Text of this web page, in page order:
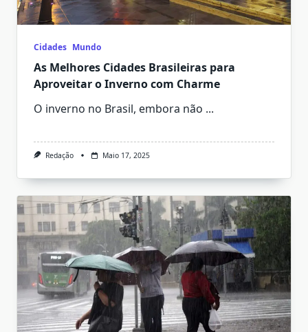
Cidades Mundo
As Melhores Cidades Brasileiras para
Aproveitar o Inverno com Charme
O inverno no Brasil, embora não ...
Redação Maio 17, 2025